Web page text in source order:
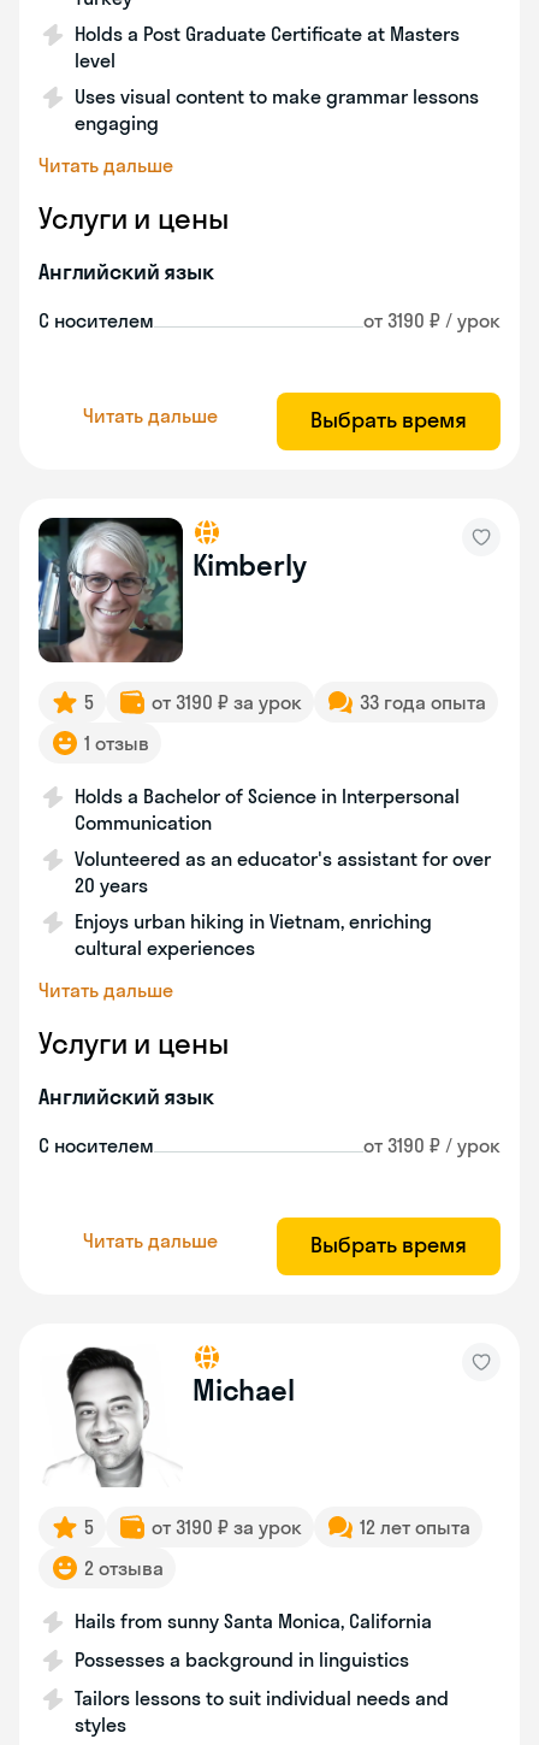
Holds a Post Graduate Certificate at Masters
level
Uses visual content to make grammar lessons
engaging
Читать дальше
Услуги и цены
Английский язык
С носителем от 3190 ₽ / урок
Читать дальше Выбрать время
Kimberly
5 от 3190 ₽ за урок
33 года опыта
1 отзыв
Holds a Bachelor of Science in Interpersonal
Communication
Volunteered as an educator's assistant for over
20 years
Enjoys urban hiking in Vietnam, enriching
cultural experiences
Читать дальше
Услуги и цены
Английский язык
С носителем от 3190 ₽ / урок
Читать дальше Выбрать время
Michael
5 от 3190 ₽ за урок
12 лет опыта
2 отзыва
Hails from sunny Santa Monica, California
Possesses a background in linguistics
Tailors lessons to suit individual needs and
styles